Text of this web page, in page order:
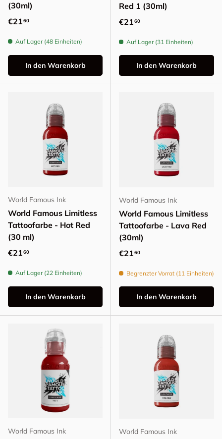
(30ml)
Normaler Preis
€2160
Auf Lager (48 Einheiten)
In den Warenkorb
Red 1 (30ml)
Normaler Preis
€2160
Auf Lager (31 Einheiten)
In den Warenkorb
World Famous Ink
World Famous Limitless
Tattoofarbe - Hot Red
(30 ml)
Normaler Preis
€2160
Auf Lager (22 Einheiten)
In den Warenkorb
World Famous Ink
World Famous Limitless
Tattoofarbe - Lava Red
(30ml)
Normaler Preis
€2160
Begrenzter Vorrat (11 Einheiten)
In den Warenkorb
World Famous Ink World Famous Ink